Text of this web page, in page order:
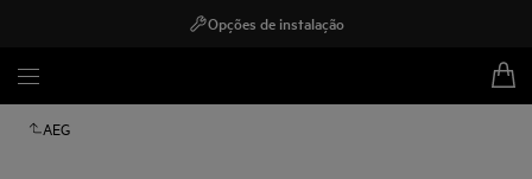
Opções de instalação
AEG